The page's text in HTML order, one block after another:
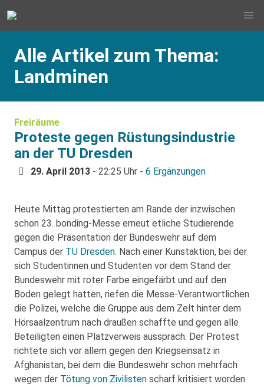
Alle Artikel zum Thema:
Landminen
Freiräume
Proteste gegen Rüstungsindustrie
an der TU Dresden
29. April 2013 - 22:25 Uhr - 6 Ergänzungen
Heute Mittag protestierten am Rande der inzwischen
schon 23. bonding-Messe erneut etliche Studierende
gegen die Präsentation der Bundeswehr auf dem
Campus der TU Dresden. Nach einer Kunstaktion, bei der
sich Studentinnen und Studenten vor dem Stand der
Bundeswehr mit roter Farbe eingefärbt und auf den
Boden gelegt hatten, riefen die Messe-Verantwortlichen
die Polizei, welche die Gruppe aus dem Zelt hinter dem
Hörsaalzentrum nach draußen schaffte und gegen alle
Beteiligten einen Platzverweis aussprach. Der Protest
richtete sich vor allem gegen den Kriegseinsatz in
Afghanistan, bei dem die Bundeswehr schon mehrfach
wegen der Tötung von Zivilisten scharf kritisiert worden